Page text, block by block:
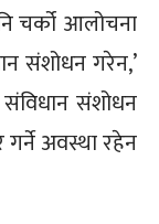
चर्को आलोचना
संशोधन गरेन,’
संशोधन
गर्ने अवस्था रहेन